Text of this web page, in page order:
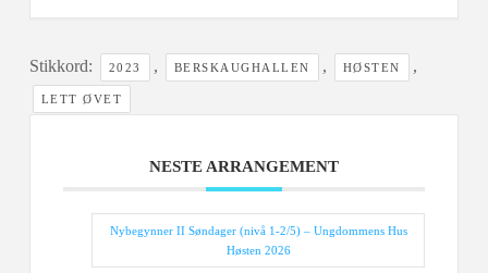
Stikkord: 2023 , BERSKAUGHALLEN , HØSTEN ,
LETT ØVET
NESTE ARRANGEMENT
Nybegynner II Søndager (nivå 1-2/5) – Ungdommens Hus
Høsten 2026